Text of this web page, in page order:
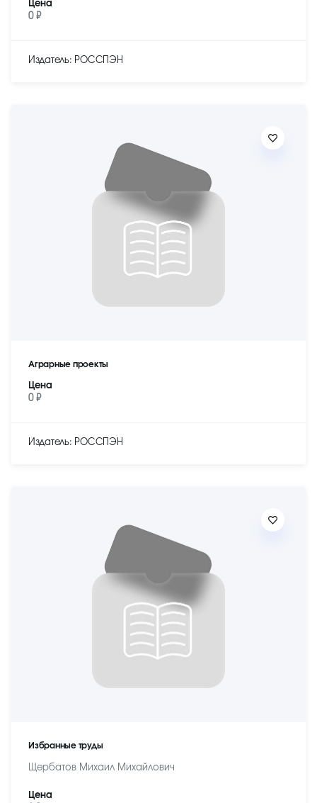
Цена
0 ₽
Издатель: РОССПЭН
Аграрные проекты
Цена
0 ₽
Издатель: РОССПЭН
Избранные труды
Щербатов Михаил Михайлович
Цена